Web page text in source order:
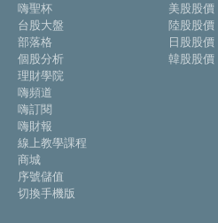
嗨聖杯
台股大盤
部落格
個股分析
理財學院
嗨頻道
嗨訂閱
嗨財報
線上教學課程
商城
序號儲值
切換手機版
美股股價
陸股股價
日股股價
韓股股價